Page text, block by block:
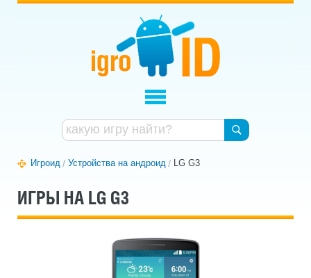
Игроид Устройства на андроид LG G3
ИГРЫ НА LG G3